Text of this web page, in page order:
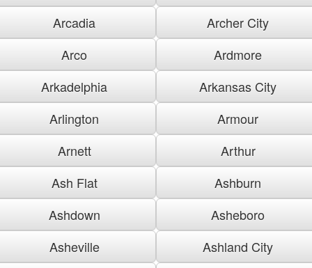
Arcadia
Archer City
Arco
Ardmore
Arkadelphia
Arkansas City
Arlington
Armour
Arnett
Arthur
Ash Flat
Ashburn
Ashdown
Asheboro
Asheville
Ashland City